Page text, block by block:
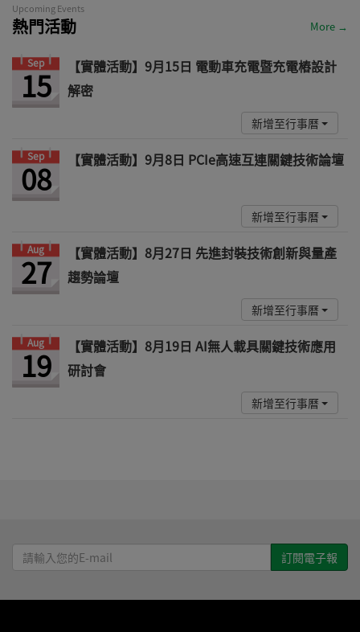
Upcoming Events
熱門活動 More →
Sep
15
【實體活動】9月15日 電動車充電暨充電樁設計
解密
新增至行事曆
Sep
08 【實體活動】9月8日 PCIe高速互連關鍵技術論壇
新增至行事曆
Aug
27
【實體活動】8月27日 先進封裝技術創新與量產
趨勢論壇
新增至行事曆
Aug
19
【實體活動】8月19日 AI無人載具關鍵技術應用
研討會
新增至行事曆
請
輸